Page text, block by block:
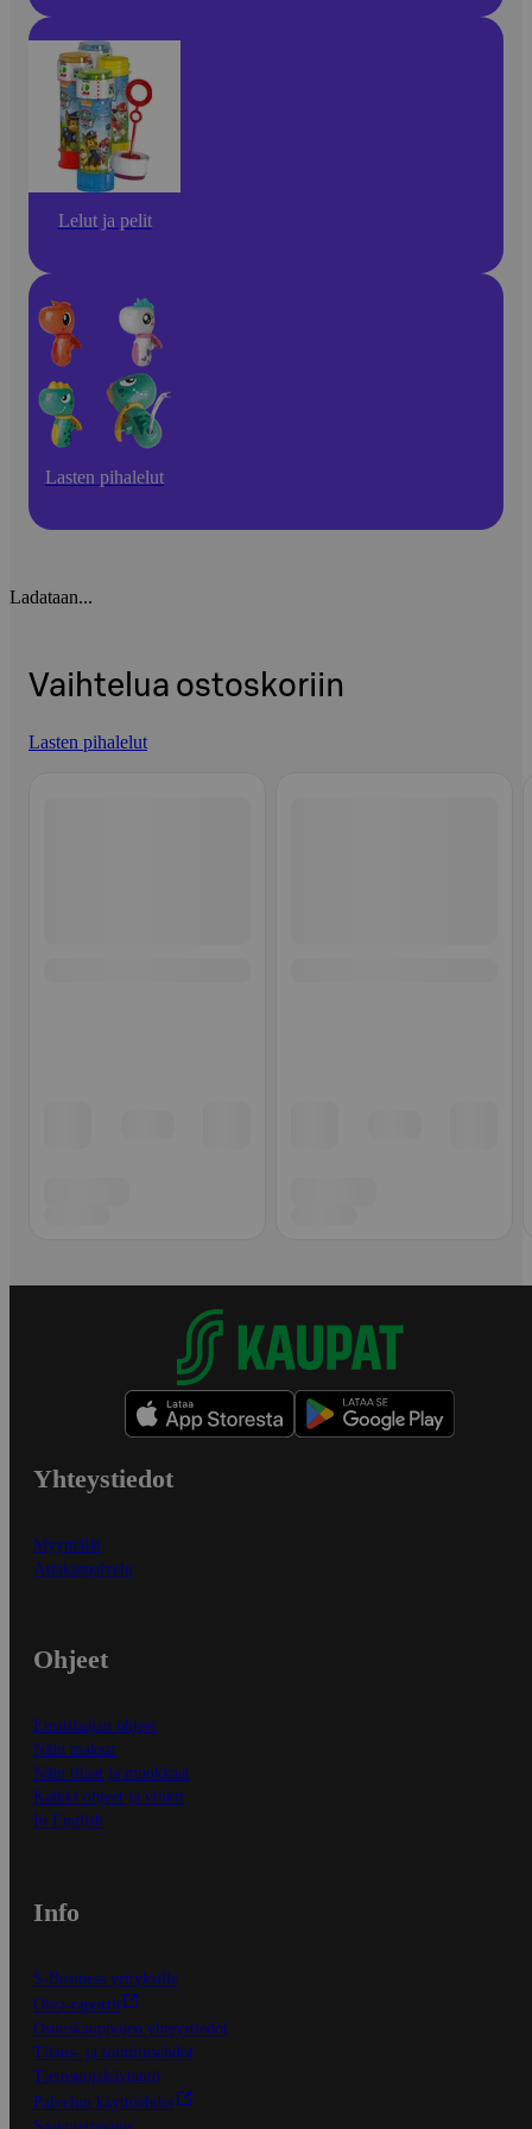
Lelut ja pelit
Lasten pihalelut
Ladataan...
Vaihtelua ostoskoriin
Lasten pihalelut
Yhteystiedot
Myymälät
Asiakaspalvelu
Ohjeet
Ensitilaajan ohjeet
Näin maksat
Näin tilaat ja muokkaat
Kaikki ohjeet ja vinkit
In English
Info
S-Business yrityksille
Oiva-raportit
Osuuskauppojen yhteystiedot
Tilaus- ja toimitusehdot
Tietosuojakäytäntö
Palvelun käyttöehdot